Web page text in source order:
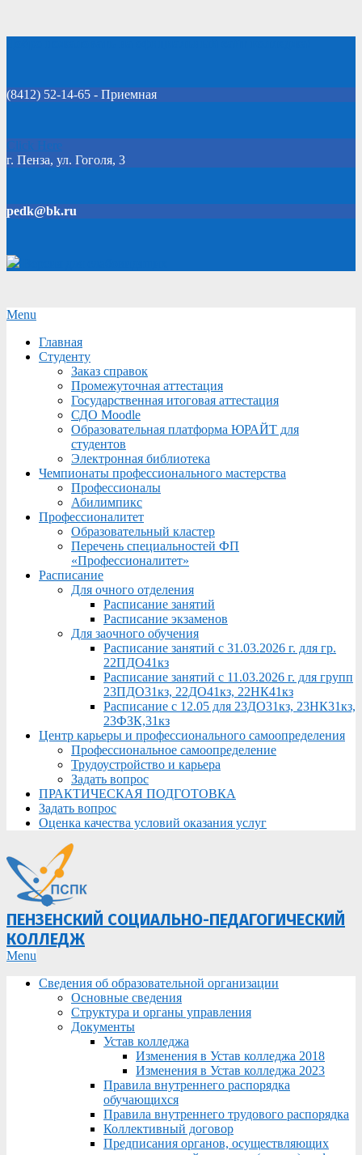
(8412) 52-14-65 - Приемная
Click Here
г. Пенза, ул. Гоголя, 3
pedk@bk.ru
Secondary
Menu
Menu
Главная
Студенту
Заказ справок
Промежуточная аттестация
Государственная итоговая аттестация
СДО Moodle
Образовательная платформа ЮРАЙТ для
студентов
Электронная библиотека
Чемпионаты профессионального мастерства
Профессионалы
Абилимпикс
Профессионалитет
Образовательный кластер
Перечень специальностей ФП
«Профессионалитет»
Расписание
Для очного отделения
Расписание занятий
Расписание экзаменов
Для заочного обучения
Расписание занятий с 31.03.2026 г. для гр.
22ПДО41кз
Расписание занятий с 11.03.2026 г. для групп
23ПДО31кз, 22ДО41кз, 22НК41кз
Расписание с 12.05 для 23ДО31кз, 23НК31кз,
23ФЗК,31кз
Центр карьеры и профессионального самоопределения
Профессиональное самоопределение
Трудоустройство и карьера
Задать вопрос
ПРАКТИЧЕСКАЯ ПОДГОТОВКА
Задать вопрос
Оценка качества условий оказания услуг
ПЕНЗЕНСКИЙ СОЦИАЛЬНО-ПЕДАГОГИЧЕСКИЙ
КОЛЛЕДЖ
Primary
Menu
Menu
Сведения об образовательной организации
Основные сведения
Структура и органы управления
Документы
Устав колледжа
Изменения в Устав колледжа 2018
Изменения в Устав колледжа 2023
Правила внутреннего распорядка
обучающихся
Правила внутреннего трудового распорядка
Коллективный договор
Предписания органов, осуществляющих